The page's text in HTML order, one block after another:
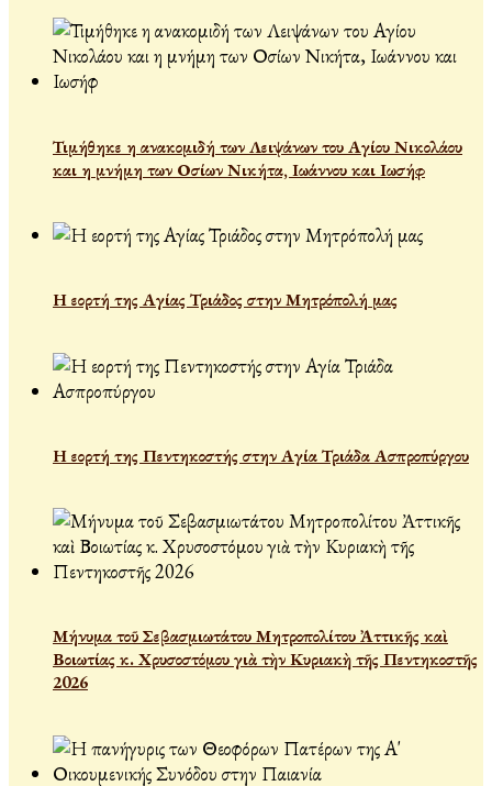
Τιμήθηκε η ανακομιδή των Λειψάνων του Αγίου Νικολάου
και η μνήμη των Οσίων Νικήτα, Ιωάννου και Ιωσήφ
Η εορτή της Αγίας Τριάδος στην Μητρόπολή μας
Η εορτή της Πεντηκοστής στην Αγία Τριάδα Ασπροπύργου
Μήνυμα τοῦ Σεβασμιωτάτου Μητροπολίτου Ἀττικῆς καὶ
Βοιωτίας κ. Χρυσοστόμου γιὰ τὴν Κυριακὴ τῆς Πεντηκοστῆς
2026